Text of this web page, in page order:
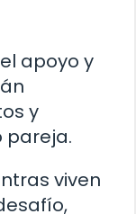
apoyo y
y
pareja.
viven